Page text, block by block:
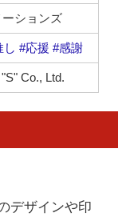
ションズ
し #応援 #感謝
Co., Ltd.
デザインや印